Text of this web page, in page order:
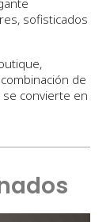
sofisticados
de
convierte en